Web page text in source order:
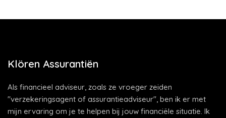
Klören Assurantiën
Als financieel adviseur, zoals ze vroeger zeiden
"verzekeringsagent of assurantieadviseur", ben ik er met
mijn ervaring om je te helpen bij jouw financiële situatie. Ik